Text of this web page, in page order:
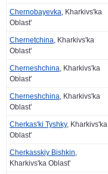
Chernobayevka, Kharkivs'ka
Oblast'
Chernetchina, Kharkivs'ka
Oblast'
Cherneshchina, Kharkivs'ka
Oblast'
Cherneshchina, Kharkivs'ka
Oblast'
Cherkas'ki Tyshky, Kharkivs'ka
Oblast'
Cherkasskiy Bishkin,
Kharkivs'ka Oblast'